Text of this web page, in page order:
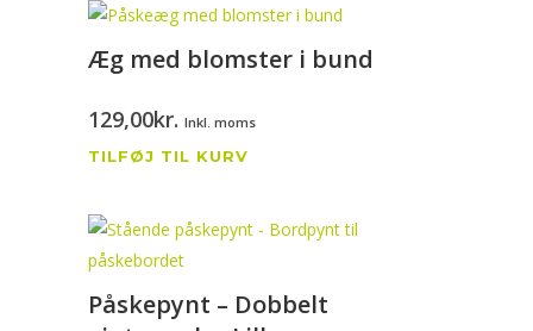
Æg med blomster i bund
129,00kr. Inkl. moms
TILFØJ TIL KURV
Påskepynt – Dobbelt